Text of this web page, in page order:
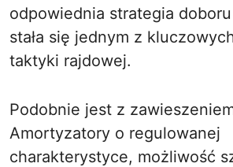
odpowiednia strategia
stała się jednym z
taktyki rajdowej.
Podobnie jest z
Amortyzatory o regulowanej
charakterystyce, możliwość